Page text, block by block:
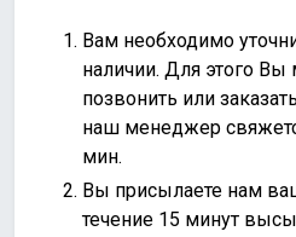
Вам необходимо
наличии. Для этого
позвонить или
наш менеджер
мин.
Вы присылаете нам
течение 15 минут